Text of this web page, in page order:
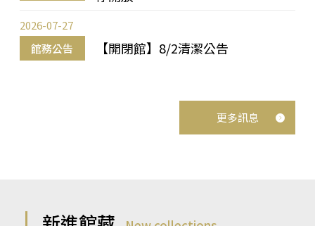
館務公告 【開閉館】8/2清潔公告
2026-07-27
更多訊息